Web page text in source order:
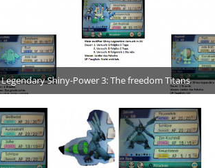
Legendary Shiny-Power 3: The freedom Titans
25. März 2016